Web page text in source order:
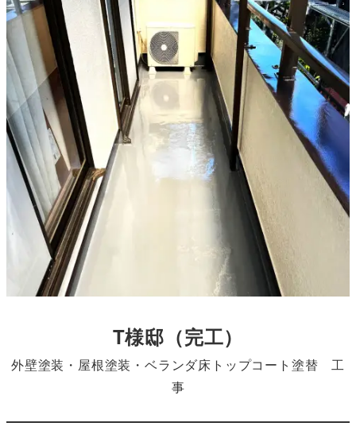
T様邸 （完工）
外壁塗装・屋根塗装・ベランダ床トップコート塗替 工
事